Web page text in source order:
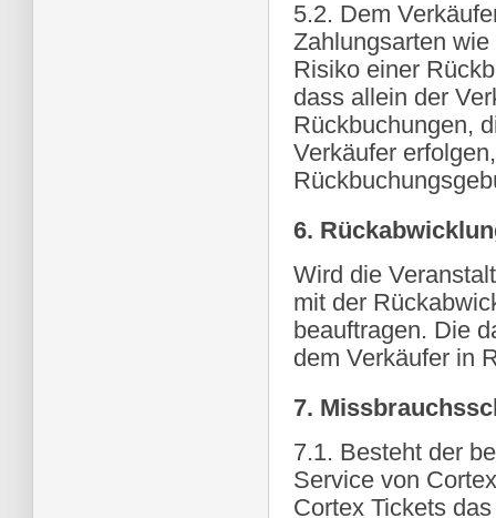
5.2. Dem
Zahlungsarten
Risiko einer
dass allein der
Rückbuchungen,
Verkäufer
6.
Wird die
mit der
beauftragen. Die
dem Verkäufer in
7.
7.1. Besteht der
Service von
Cortex Tickets